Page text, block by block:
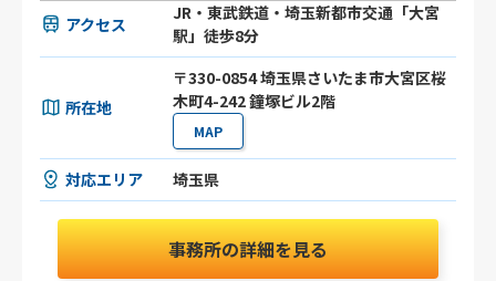
アクセス
JR・東武鉄道・埼玉新都市交通「大宮
駅」徒歩8分
所在地
〒330-0854 埼玉県さいたま市大宮区桜
木町4-242 鐘塚ビル2階
MAP
対応エリア 埼玉県
事務所の詳細を見る